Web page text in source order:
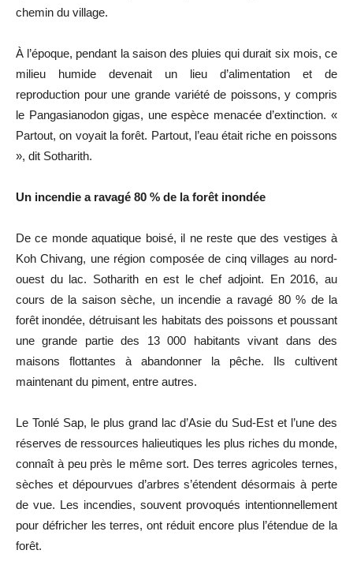
chemin du village.
À l’époque, pendant la saison des pluies qui durait six mois, ce
milieu humide devenait un lieu d’alimentation et de
reproduction pour une grande variété de poissons, y compris
le Pangasianodon gigas, une espèce menacée d’extinction. «
Partout, on voyait la forêt. Partout, l’eau était riche en poissons
», dit Sotharith.
Un incendie a ravagé 80 % de la forêt inondée
De ce monde aquatique boisé, il ne reste que des vestiges à
Koh Chivang, une région composée de cinq villages au nord-
ouest du lac. Sotharith en est le chef adjoint. En 2016, au
cours de la saison sèche, un incendie a ravagé 80 % de la
forêt inondée, détruisant les habitats des poissons et poussant
une grande partie des 13 000 habitants vivant dans des
maisons flottantes à abandonner la pêche. Ils cultivent
maintenant du piment, entre autres.
Le Tonlé Sap, le plus grand lac d’Asie du Sud-Est et l’une des
réserves de ressources halieutiques les plus riches du monde,
connaît à peu près le même sort. Des terres agricoles ternes,
sèches et dépourvues d’arbres s’étendent désormais à perte
de vue. Les incendies, souvent provoqués intentionnellement
pour défricher les terres, ont réduit encore plus l’étendue de la
forêt.